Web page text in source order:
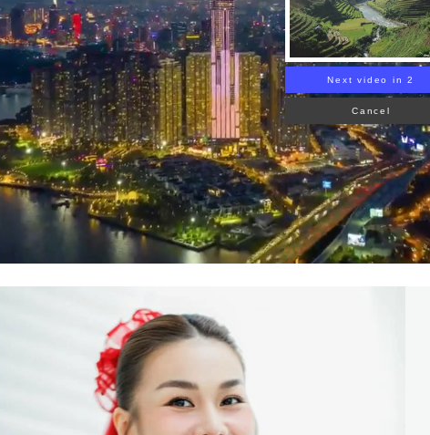
VIETNAM MOUNTAINS HLS